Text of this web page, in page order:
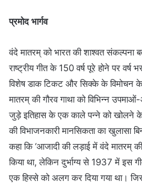
प्रमोद भार्गव
वंदे मातरम् को भारत की शाश्वत संकल्पना
राष्ट्रीय गीत के 150 वर्ष पूरे होने पर
विशेष डाक टिकट और सिक्के के विमोचन
मातरम् की गौरव गाथा को विभिन्न
जुड़े इतिहास के एक काले पन्ने को खोलने
की विभाजनकारी मानसिकता का खुलासा
कहा कि ‘आजादी की लड़ाई में वंदे मातरम्
किया था, लेकिन दुर्भाग्य से 1937 में इस
एक हिस्से को अलग कर दिया गया था।